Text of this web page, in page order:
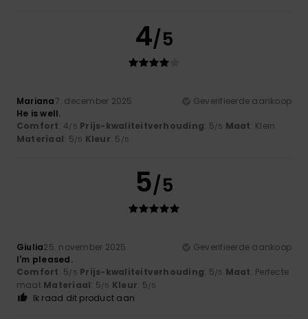
4/5
Mariana7. december 2025
Geverifieerde aankoop
He is well.
Comfort: 4/5 Prijs-kwaliteitverhouding: 5/5 Maat: Klein
Materiaal: 5/5 Kleur: 5 /5
5/5
Giulia25. november 2025
Geverifieerde aankoop
I'm pleased.
Comfort: 5/5 Prijs-kwaliteitverhouding: 5/5 Maat: Perfecte
maat Materiaal: 5/5 Kleur: 5/5
Ik raad dit product aan